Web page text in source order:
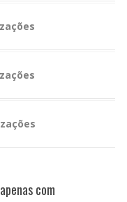
com